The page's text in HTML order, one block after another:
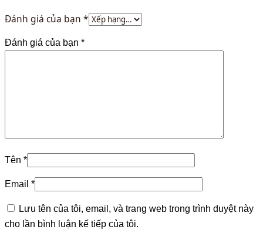
Đánh giá của bạn *
Đánh giá của bạn *
Tên *
Email *
Lưu tên của tôi, email, và trang web trong trình duyệt này
cho lần bình luận kế tiếp của tôi.